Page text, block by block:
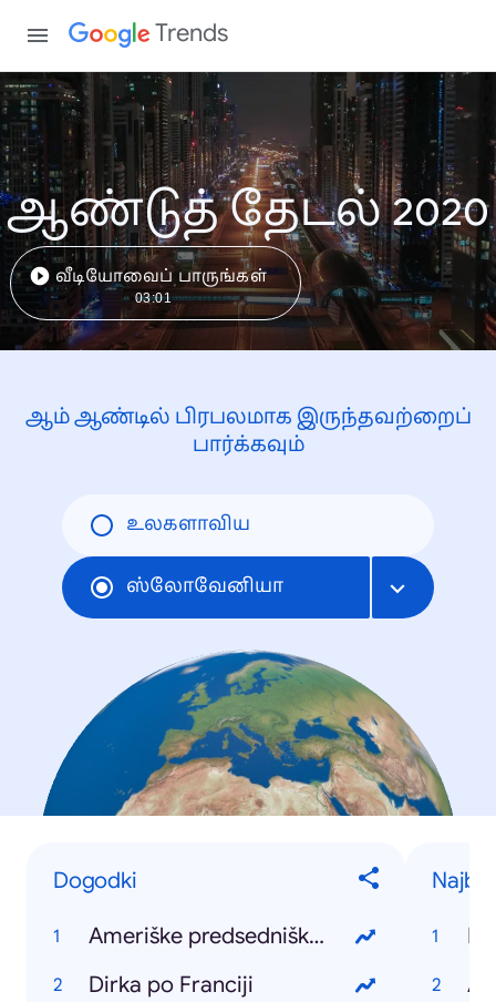
Trends
ஆண்டுத் தேடல் 2020
வீடியோவைப் பாருங்கள்
03:01
ஆம் ஆண்டில் பிரபலமாக இருந்தவற்றைப்
பார்க்கவும்
உலகளாவிய
ஸ்லோவேனியா
Dogodki
Ameriške predsedniške volitve
Dirka po Franciji